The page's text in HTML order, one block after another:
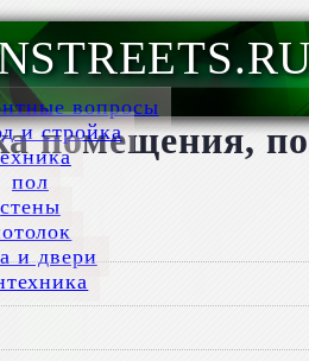
вопросы
и стройка
пол
стены
и двери
помещения,